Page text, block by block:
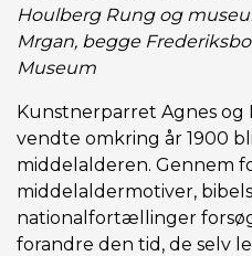
Houlberg Rung og
Mrgan, begge
Museum
Kunstnerparret Agnes og
vendte omkring år 1900
middelalderen. Gennem
middelaldermotiver,
nationalfortællinger
forandre den tid, de selv